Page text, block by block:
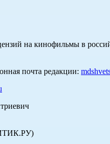
на кинофильмы в
почта редакции: